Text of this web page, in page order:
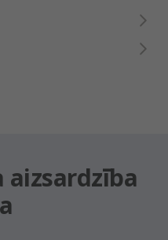
aizsardzība